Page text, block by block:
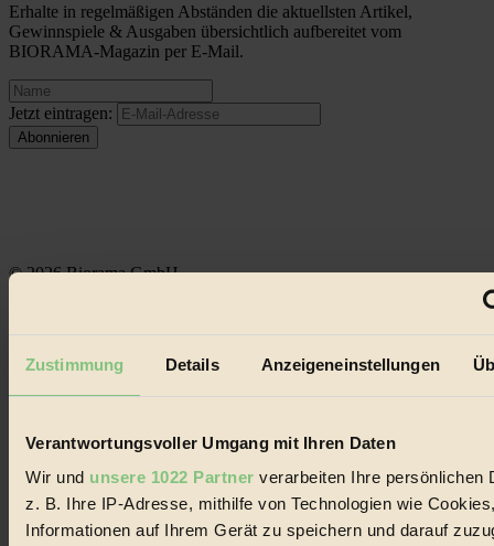
Zustimmung Details Anzeigeneinstellungen
Verantwortungsvoller Umgang mit Ihren Daten
Wir und unsere 1022 Partner verarbeiten Ihre persönlichen
z. B. Ihre IP-Adresse, mithilfe von Technologien wie
Informationen auf Ihrem Gerät zu speichern und darauf
Erhalte in regelmäßigen Abständen die aktuellsten Artikel,
Gewinnspiele & Ausgaben übersichtlich aufbereitet vom
BIORAMA-Magazin per E-Mail.
Jetzt eintragen:
© 2026 Biorama GmbH
Datenschutz
Handels mit Bioprodukten, des Fair-Trade sowie der Branche
alternativer Energien.
Social Media
22.601 Fans auf Facebook